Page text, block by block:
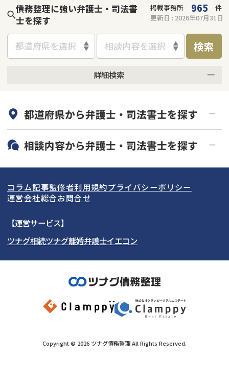
債務整理に強い弁護士・司法書
士を探す
掲載事務所 965
件
更新日 : 2026年07月31日
都道府県を選択 相談内容を選択 検索
詳細検索
初回相談無料
土日祝の相談可能
都道府県から弁護士・司法書士を探す
北海道・東北
北海道 青森県
岩手県 宮城県
秋田県
福島県
関東
東京都 神奈川県
埼玉県
茨城県 群馬県
東海
愛知県
岐阜県 山梨県
関西
大阪府 京都府
奈良県
和歌山県
北陸・甲信越
石川県
富山県
岡山県
九州・沖縄
相談内容から弁護士・司法書士を探す
任意整理
個人再生
会社破産・法人破産
消費者金融・サラ金
カードローン・クレジッ
ト会社
奨学金
コラム記事監修者利用規約プライバシーポリシー
運営会社総合お問合せ
【運営サービス】
ツナグ相続ツナグ離婚弁護士イエコン
Copyright © 2026 ツナグ債務整理All Rights Reserved.